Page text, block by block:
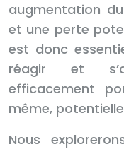
augmentation
et une perte
est donc
réagir et
efficacement
même,
Nous